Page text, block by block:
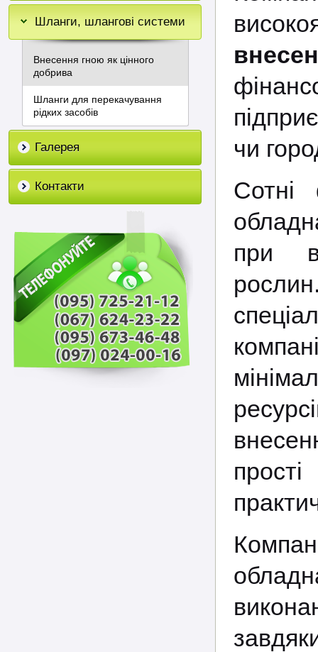
Шланги, шлангові системи
Внесення гною як цінного
добрива
Шланги для перекачування
рідких засобів
Галерея
Контакти
чи
Сотні
при